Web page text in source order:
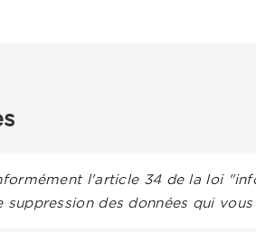
l'article 34 de la loi
des données qui